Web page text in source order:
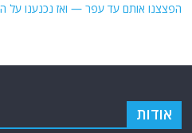
הפצצנו אותם עד עפר — ואז נכנענו על
אודות